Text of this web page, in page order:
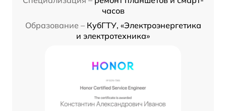
часов
Образование – КубГТУ, «Электроэнергетика
и электротехника»